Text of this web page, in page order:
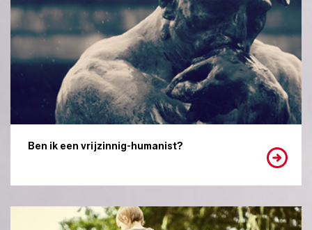
Ben ik een vrijzinnig-humanist?